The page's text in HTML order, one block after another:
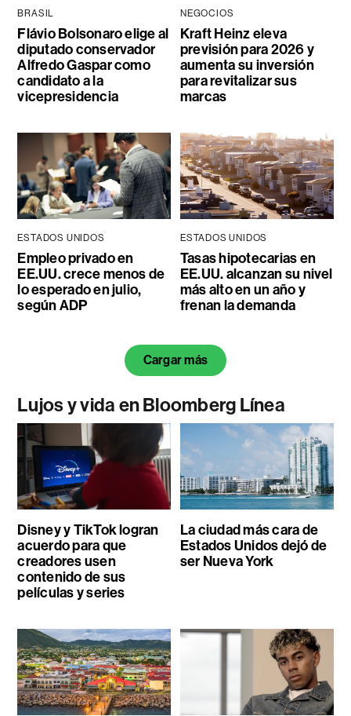
BRASIL
Flávio Bolsonaro elige al
diputado conservador
Alfredo Gaspar como
candidato a la
vicepresidencia
NEGOCIOS
Kraft Heinz eleva
previsión para 2026 y
aumenta su inversión
para revitalizar sus
marcas
ESTADOS UNIDOS
Empleo privado en
EE.UU. crece menos de
lo esperado en julio,
según ADP
ESTADOS UNIDOS
Tasas hipotecarias en
EE.UU. alcanzan su nivel
más alto en un año y
frenan la demanda
Cargar más
Lujos y vida en Bloomberg Línea
Disney y TikTok logran
acuerdo para que
creadores usen
contenido de sus
películas y series
La ciudad más cara de
Estados Unidos dejó de
ser Nueva York